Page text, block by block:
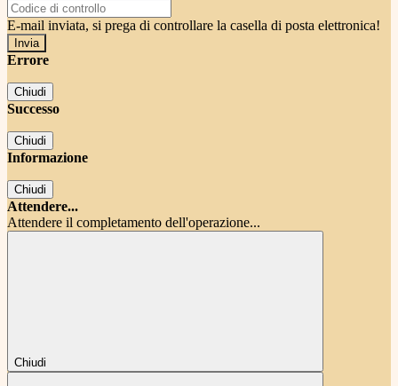
E-mail inviata, si prega di controllare la casella di posta elettronica!
Errore
Chiudi
Successo
Chiudi
Informazione
Chiudi
Attendere...
Attendere il completamento dell'operazione...
Chiudi